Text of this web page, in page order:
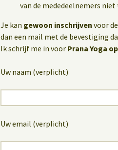
van de mededeelnemers
Je kan gewoon inschrijven voor
dan een mail met de bevestiging
Ik schrijf me in voor Prana Yoga
Uw naam (verplicht)
Uw email (verplicht)